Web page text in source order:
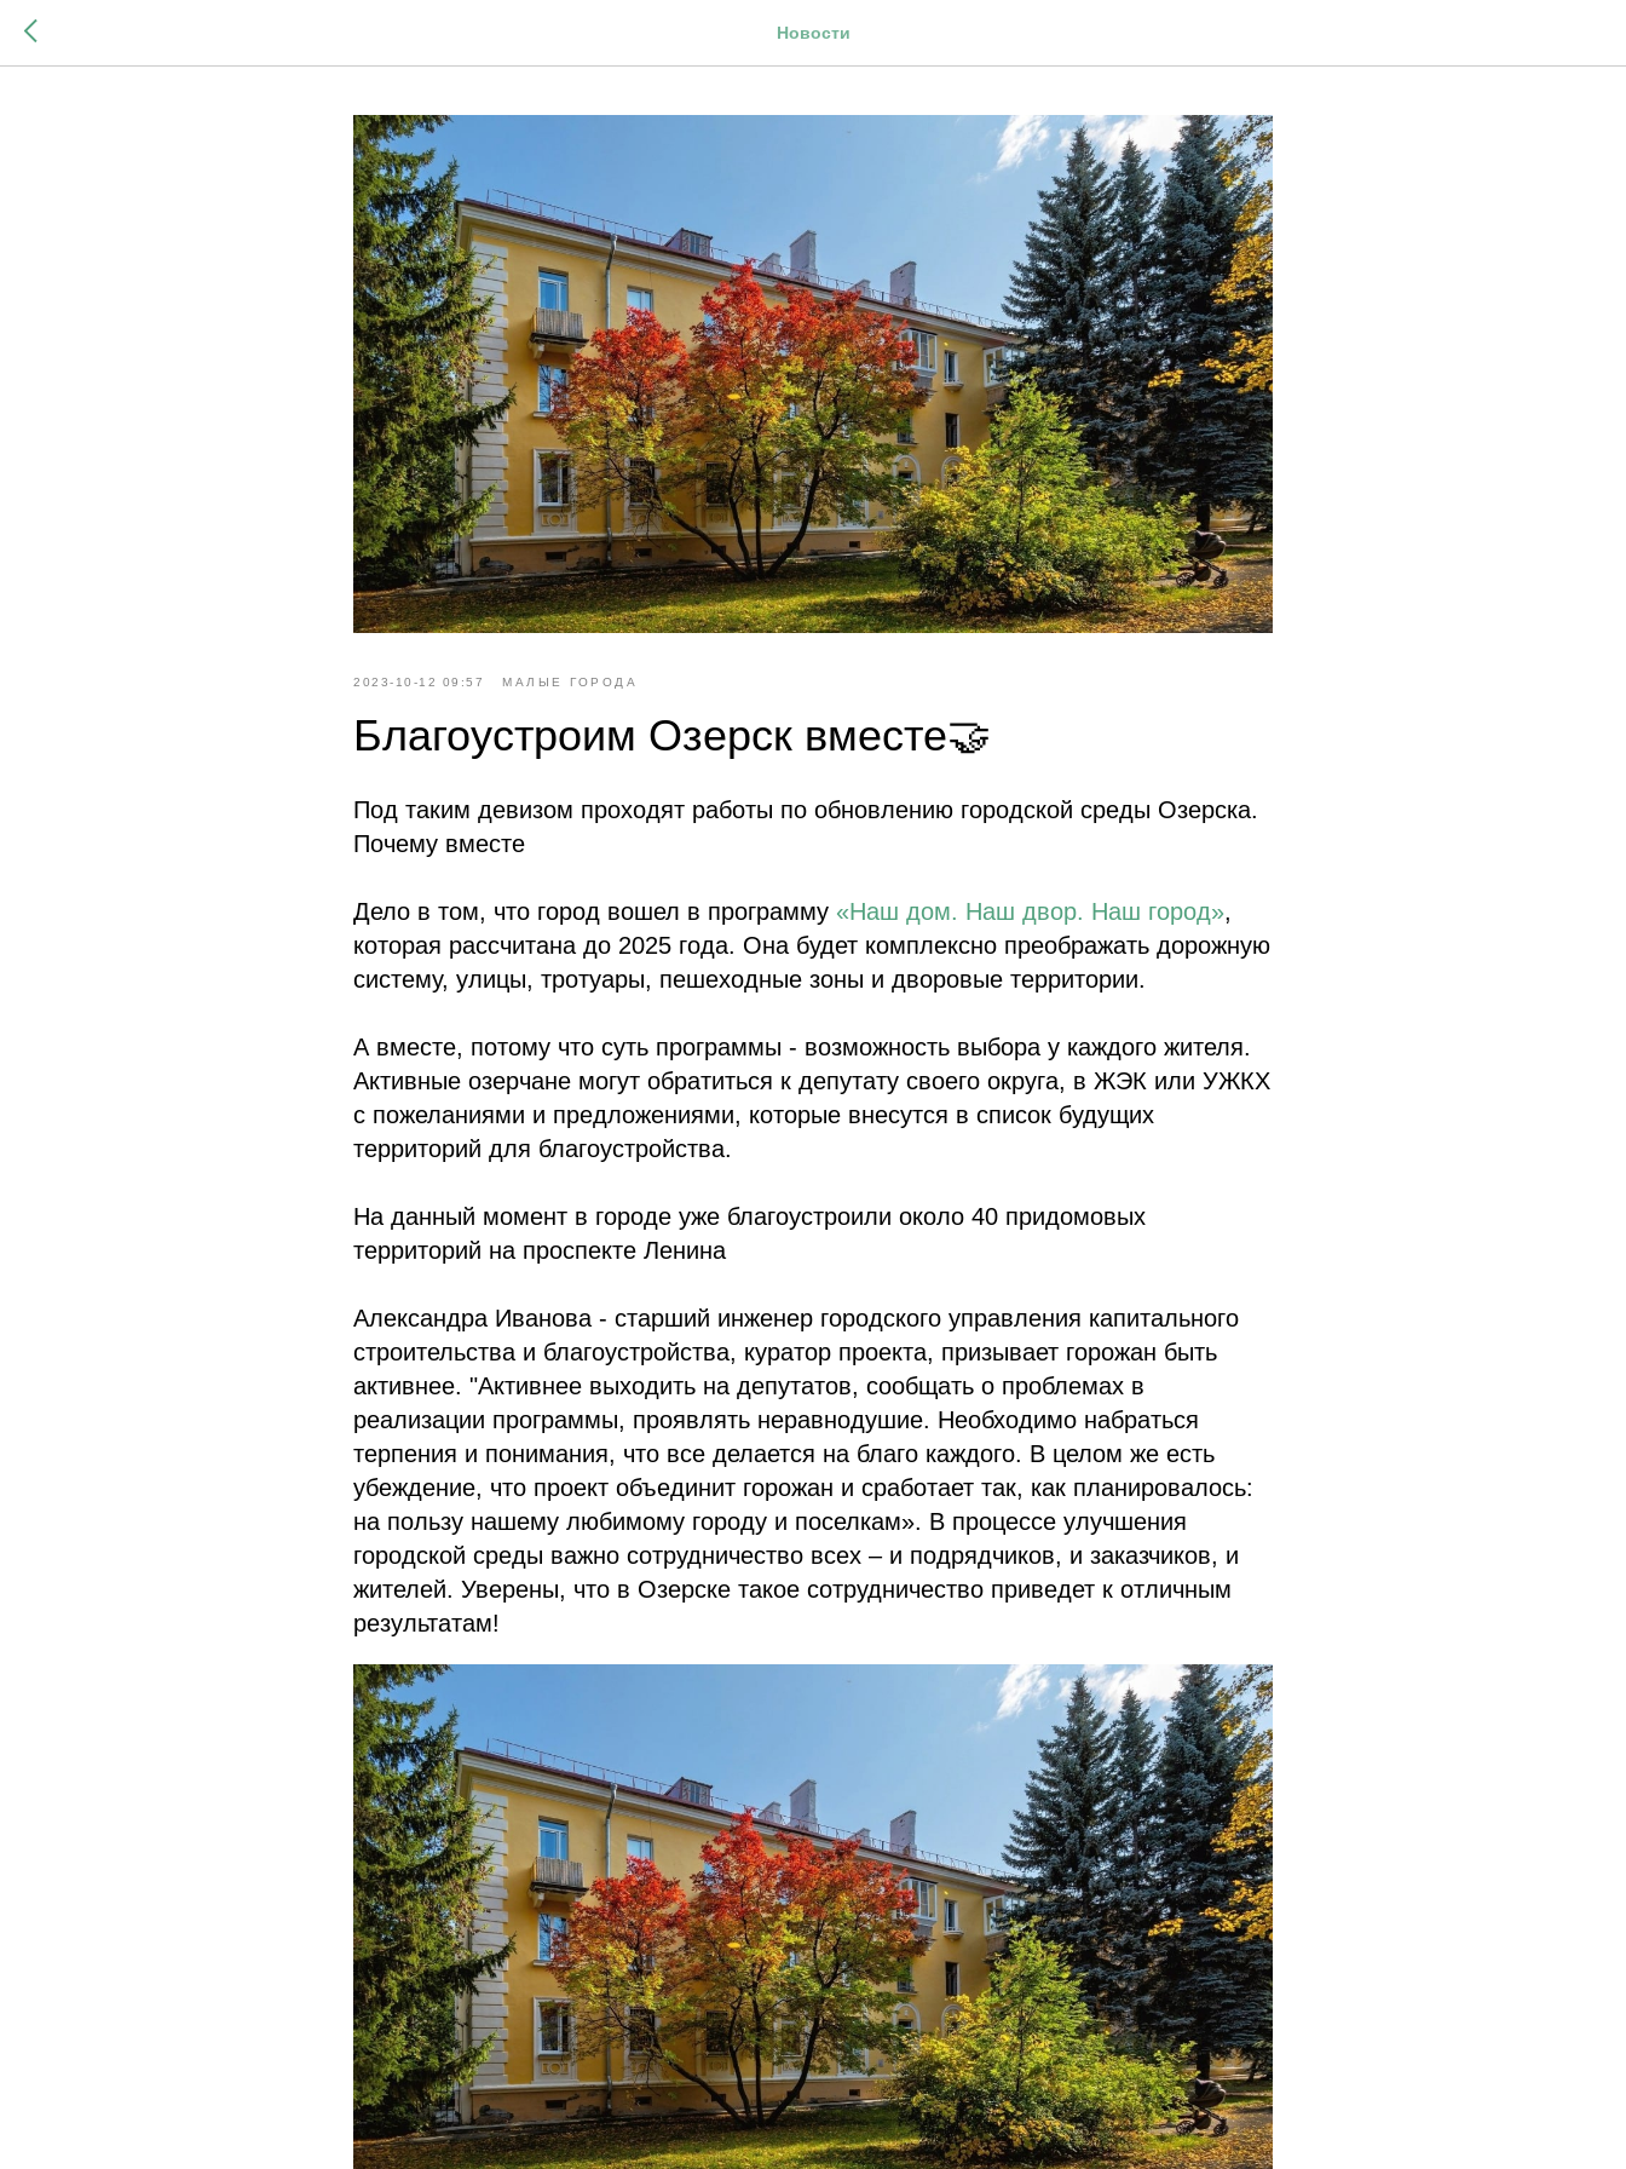
Новости
2023-10-12 09:57 МАЛЫЕ ГОРОДА
Благоустроим Озерск вместе🤝
Под таким девизом проходят работы по обновлению городской среды Озерска.
Почему вместе
Дело в том, что город вошел в программу «Наш дом. Наш двор. Наш город»,
которая рассчитана до 2025 года. Она будет комплексно преображать дорожную
систему, улицы, тротуары, пешеходные зоны и дворовые территории.
А вместе, потому что суть программы - возможность выбора у каждого жителя.
Активные озерчане могут обратиться к депутату своего округа, в ЖЭК или УЖКХ
с пожеланиями и предложениями, которые внесутся в список будущих
территорий для благоустройства.
На данный момент в городе уже благоустроили около 40 придомовых
территорий на проспекте Ленина
Александра Иванова - старший инженер городского управления капитального
строительства и благоустройства, куратор проекта, призывает горожан быть
активнее. "Активнее выходить на депутатов, сообщать о проблемах в
реализации программы, проявлять неравнодушие. Необходимо набраться
терпения и понимания, что все делается на благо каждого. В целом же есть
убеждение, что проект объединит горожан и сработает так, как планировалось:
на пользу нашему любимому городу и поселкам». В процессе улучшения
городской среды важно сотрудничество всех – и подрядчиков, и заказчиков, и
жителей. Уверены, что в Озерске такое сотрудничество приведет к отличным
результатам!